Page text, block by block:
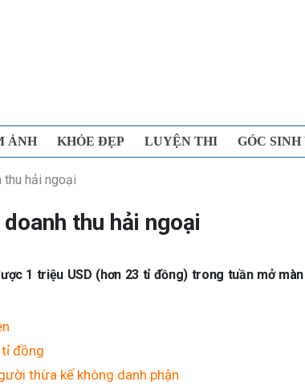
ẢNH KHỎE ĐẸP LUYỆN THI GÓC
thu hải ngoại
thu hải ngoại
1 triệu USD (hơn 23 tỉ đồng) trong tuần mở màn
tỉ đồng
thừa kế không danh phận